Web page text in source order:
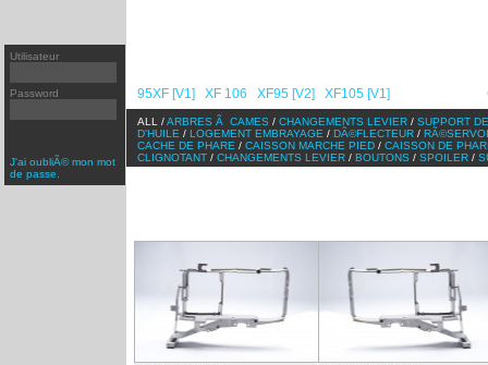
Utilisateur
Password
J'ai oubliÃ© mon mot
de passe.
95XF [V1] XF 106 XF95 [V2] XF105 [V1]
ALL /ARBRES Ã CAMES / CHANGEMENTS LEVIER / SUPPORT
D'HUILE / LOGEMENT EMBRAYAGE / DÃ©FLECTEUR /
CACHE DE PHARE / CAISSON MARCHE PIED / CAISSON DE
CLIGNOTANT / CHANGEMENTS LEVIER / BOUTONS / SPOILER /